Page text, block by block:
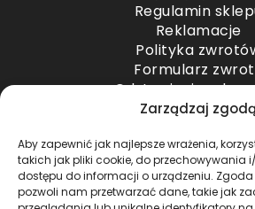
Zarządzaj zgodą
Aby zapewnić jak najlepsze wrażenia,
takich jak pliki cookie, do przechowywania
dostępu do informacji o urządzeniu.
pozwoli nam przetwarzać dane, takie jak
Regulamin
Reklamacje
Polityka
Formularz
Odstąpienie od
Odstąpienie od umowy –
METODY